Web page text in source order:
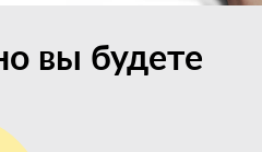
вы будете